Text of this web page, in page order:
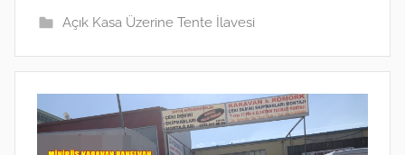
Açık Kasa Üzerine Tente İlavesi